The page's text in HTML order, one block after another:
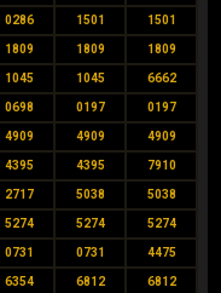
0286 1501 1501
1809 1809 1809
1045 1045 6662
0698 0197 0197
4909 4909 4909
4395 4395 7910
2717 5038 5038
5274 5274 5274
0731 0731 4475
6354 6812 6812